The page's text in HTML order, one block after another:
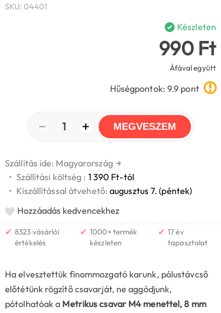
SKU: 04401
Készleten
990 Ft
Áfával együtt
Hűségpontok: 9.9 pont
− 1 + MEGVESZEM
Szállítás ide: Magyarország →
• Szállítási költség : 1 390 Ft-tól
• Kiszállítással átvehető:augusztus 7. (péntek)
Hozzáadás kedvencekhez
✔ 8323 vásárlói
értékelés
✔ 1000+ termék
készleten
✔ 17 év
tapasztalat
Ha elvesztettük finommozgató karunk, pólustávcső
előtétünk rögzítő csavarját, ne aggódjunk,
pótolhatóak a Metrikus csavar M4 menettel, 8 mm